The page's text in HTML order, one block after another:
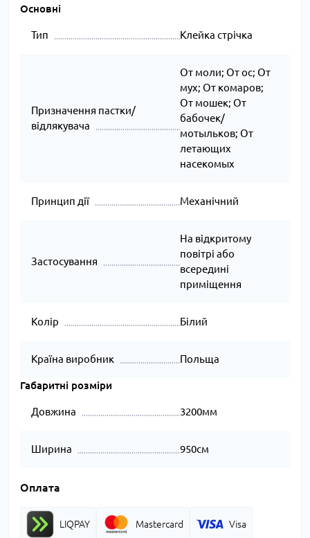
Основні
Тип Клейка стрічка
Призначення пастки/
відлякувача
От моли; От ос; От
мух; От комаров;
От мошек; От
бабочек/
мотыльков; От
летающих
насекомых
Принцип дії Механічний
Застосування
На відкритому
повітрі або
всередині
приміщення
Колір Білий
Країна виробник Польща
Габаритні розміри
Довжина 3200мм
Ширина 950см
Оплата
LIQPAY Mastercard Visa